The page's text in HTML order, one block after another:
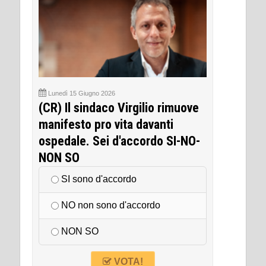
Lunedì 15 Giugno 2026
(CR) Il sindaco Virgilio rimuove
manifesto pro vita davanti
ospedale. Sei d'accordo SI-NO-
NON SO
SI sono d'accordo
NO non sono d'accordo
NON SO
VOTA!